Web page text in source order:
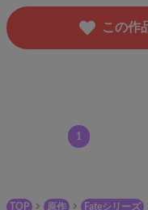
この作
1
TOP 原作 Fateシリーズ